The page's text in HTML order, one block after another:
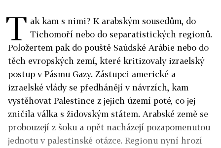
T ak kam s nimi? K arabským sousedům, do
Tichomoří nebo do separatistických regionů.
Položertem pak do pouště Saúdské Arábie nebo do
těch evropských zemí, které kritizovaly izraelský
postup v Pásmu Gazy. Zástupci americké a
izraelské vlády se předhánějí v návrzích, kam
vystěhovat Palestince z jejich území poté, co jej
zničila válka s židovským státem. Arabské země se
probouzejí z šoku a opět nacházejí pozapomenutou
jednotu v palestinské otázce. Regionu nyní hrozí